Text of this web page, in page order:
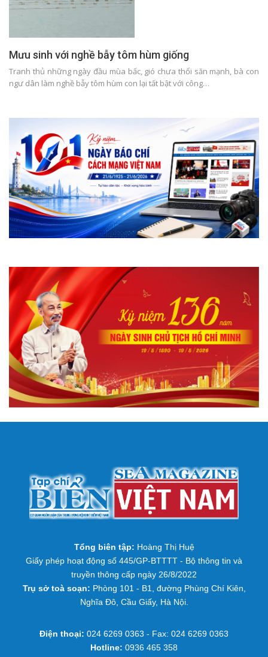
Mưu sinh với nghề bẫy tôm hùm giống
Tranh thủ những ngày đầu mùa bấc, gió chưa thổi săn mạnh, bà con
ngư dân làm nghề bẫy tôm hùm con lại tất bật với công…
Tổng biên tập: Hoàng Thị Huệ
Giấy phép hoạt động số 445/GP-BTTTT - Bộ thông tin và
truyền thông cấp ngày 26/8/2022
Trụ sở toà soạn: Phòng 101 - B1, đường Phùng Chí Kiên,
Nghĩa Đô, Cầu Giấy, Hà Nội.
Điện thoại: 024 6269 0363 - Fax: 024 6269 0363
Hotline: 0936 465 358